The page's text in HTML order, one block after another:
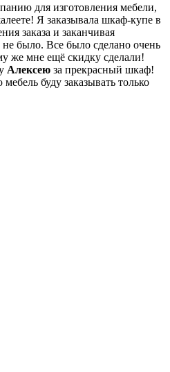
для изготовления мебели,
Я заказывала шкаф-купе в
заказа и заканчивая
было. Все было сделано очень
же мне ещё скидку сделали!
Алексею за прекрасный шкаф!
буду заказывать только